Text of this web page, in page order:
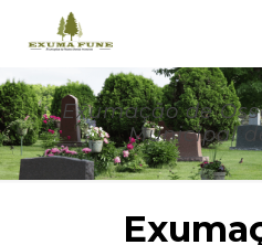
Exumação de
Municipal